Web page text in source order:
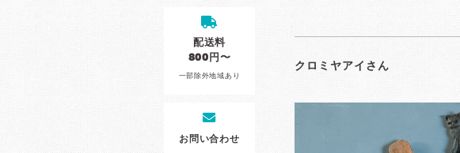
配送料
800円〜
一部除外地域あり
お問い合わせ
クロミヤアイさん